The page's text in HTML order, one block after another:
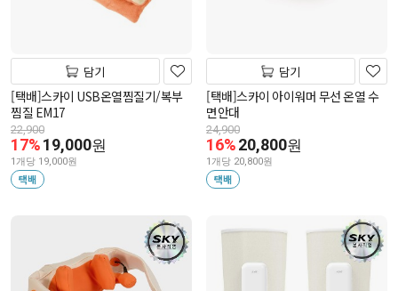
담기
[택배]스카이 USB온열찜질기/복부
찜질 EM17
22,900
17%19,000원
1개당 19,000원
택배
담기
[택배]스카이 아이워머 무선 온열 수
면안대
24,900
16%20,800원
1개당 20,800원
택배